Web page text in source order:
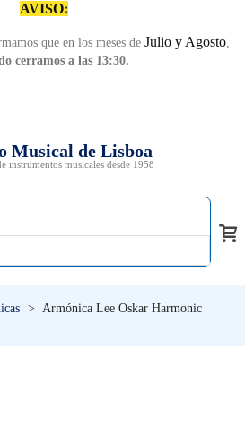
AVISO:
que en los meses de Julio y Agosto,
cerramos a las 13:30.
Musical de Lisboa
instrumentos musicales desde 1958
> Armónica Lee Oskar Harmonic